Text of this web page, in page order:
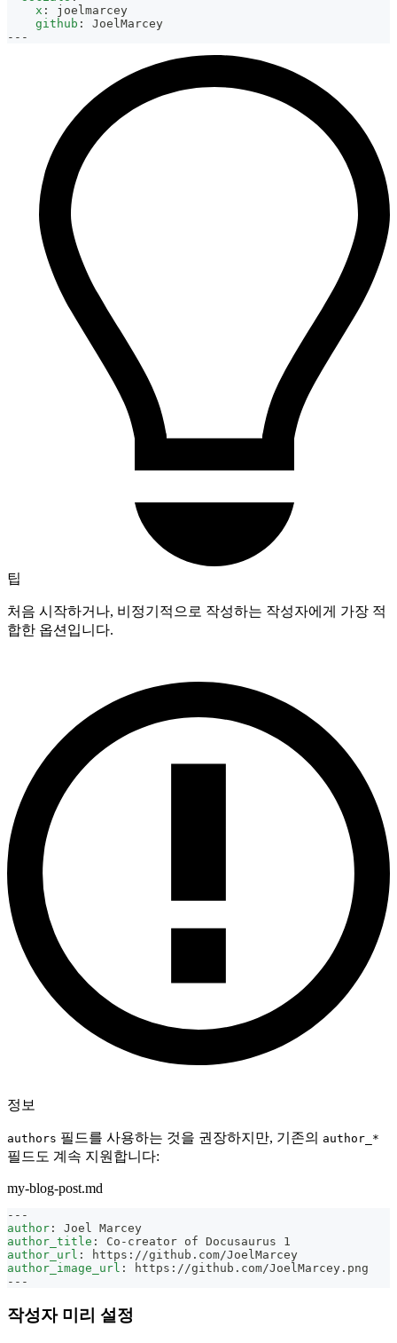
x :
joelmarcey
github :
JoelMarcey
---
팁
처음 시작하거나, 비정기적으로 작성하는 작성자에게 가장 적
합한 옵션입니다.
정보
authors 필드를 사용하는 것을 권장하지만, 기존의 author_*
필드도 계속 지원합니다:
my-blog-post.md
---
author :
Joel Marcey
author_title : Co - creator of Docusaurus 1
author_url : https : //github.com/JoelMarcey
author_image_url : https : //github.com/JoelMarcey.png
---
작성자 미리 설정